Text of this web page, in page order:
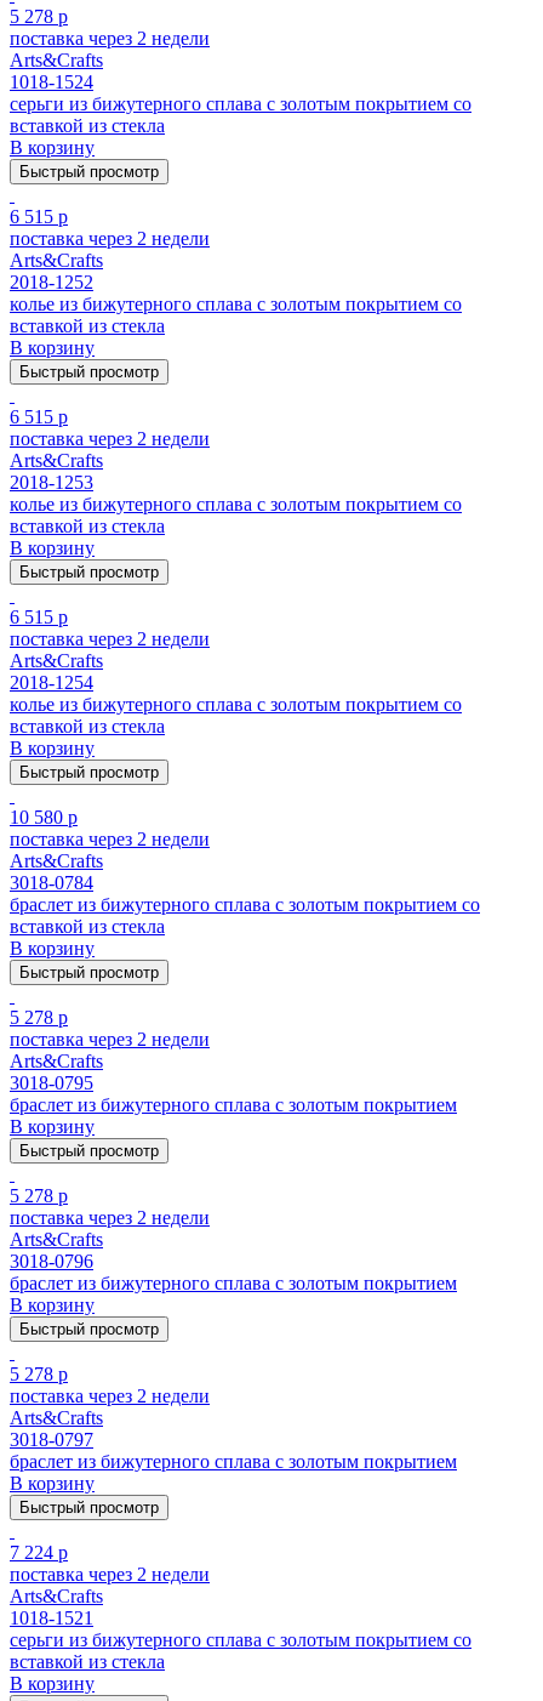
5 278 р
поставка через 2 недели
Arts&Crafts
1018-1524
серьги из бижутерного сплава с золотым покрытием cо
вставкой из стекла
В корзину
Быстрый просмотр
6 515 р
поставка через 2 недели
Arts&Crafts
2018-1252
колье из бижутерного сплава с золотым покрытием cо
вставкой из стекла
В корзину
Быстрый просмотр
6 515 р
поставка через 2 недели
Arts&Crafts
2018-1253
колье из бижутерного сплава с золотым покрытием cо
вставкой из стекла
В корзину
Быстрый просмотр
6 515 р
поставка через 2 недели
Arts&Crafts
2018-1254
колье из бижутерного сплава с золотым покрытием cо
вставкой из стекла
В корзину
Быстрый просмотр
10 580 р
поставка через 2 недели
Arts&Crafts
3018-0784
браслет из бижутерного сплава с золотым покрытием cо
вставкой из стекла
В корзину
Быстрый просмотр
5 278 р
поставка через 2 недели
Arts&Crafts
3018-0795
браслет из бижутерного сплава с золотым покрытием
В корзину
Быстрый просмотр
5 278 р
поставка через 2 недели
Arts&Crafts
3018-0796
браслет из бижутерного сплава с золотым покрытием
В корзину
Быстрый просмотр
5 278 р
поставка через 2 недели
Arts&Crafts
3018-0797
браслет из бижутерного сплава с золотым покрытием
В корзину
Быстрый просмотр
7 224 р
поставка через 2 недели
Arts&Crafts
1018-1521
серьги из бижутерного сплава с золотым покрытием cо
вставкой из стекла
В корзину